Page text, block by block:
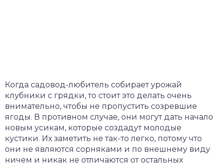
Когда садовод-любитель собирает урожай
клубники с грядки, то стоит это делать очень
внимательно, чтобы не пропустить созревшие
ягоды. В противном случае, они могут дать начало
новым усикам, которые создадут молодые
кустики. Их заметить не так-то легко, потому что
они не являются сорняками и по внешнему виду
ничем и никак не отличаются от остальных